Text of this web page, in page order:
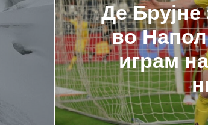
Де
во
играм